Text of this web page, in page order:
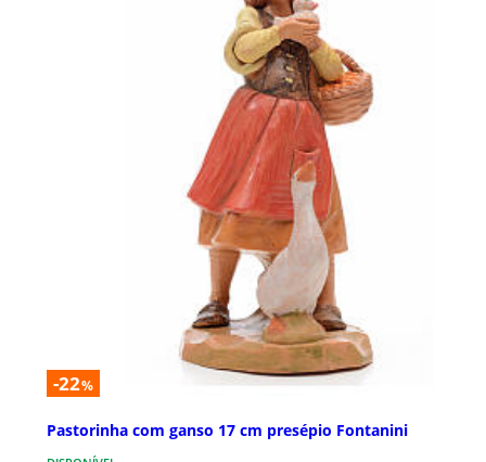
-22%
Pastorinha com ganso 17 cm presépio Fontanini